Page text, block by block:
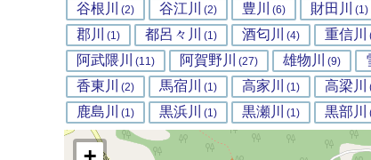
谷根川 (2) 谷江川 (2) 豊川 (6) 財田川 (1)
郡川 (1) 都呂々川 (1) 酒匂川 (4) 重信川
阿武隈川 (11) 阿賀野川 (27) 雄物川 (9)
香東川 (2) 馬宿川 (1) 高家川 (1) 高梁川
鹿島川 (1) 黒浜川 (1) 黒瀬川 (1) 黒部川